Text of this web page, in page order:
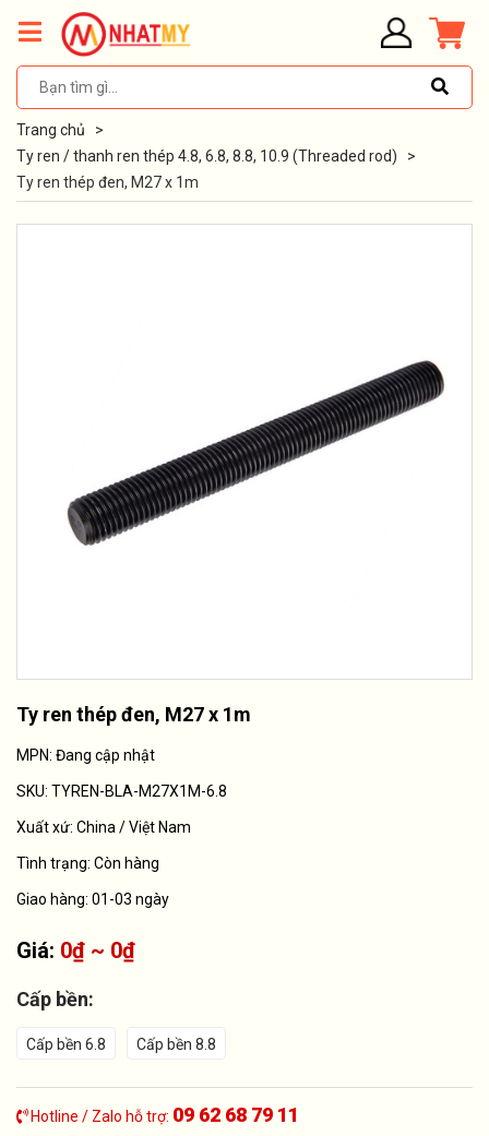
Trang chủ
>
Ty ren / thanh ren thép 4.8, 6.8, 8.8, 10.9 (Threaded rod)
>
Ty ren thép đen, M27 x 1m
Ty ren thép đen, M27 x 1m
MPN: Đang cập nhật
SKU: TYREN-BLA-M27X1M-6.8
Xuất xứ: China / Việt Nam
Tình trạng: Còn hàng
Giao hàng: 01-03 ngày
Giá: 0₫ ~ 0₫
Cấp bền:
Cấp bền 6.8 Cấp bền 8.8
Hotline / Zalo hỗ trợ: 09 62 68 79 11